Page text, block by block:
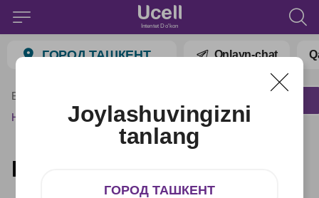
Intentet Do'kon
ГОРОД ТАШКЕНТ Onlayn-chat
Bosh menyu
Honor
Honor
Joylashuvingizni
tanlang
ГОРОД ТАШКЕНТ